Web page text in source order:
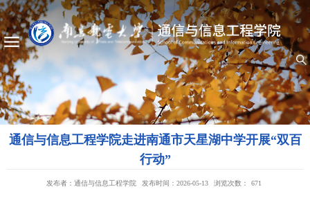
通信与信息工程学院走进南通市天星湖中学开展“双百
行动”
发布者：通信与信息工程学院 发布时间：2026-05-13 浏览次数： 671